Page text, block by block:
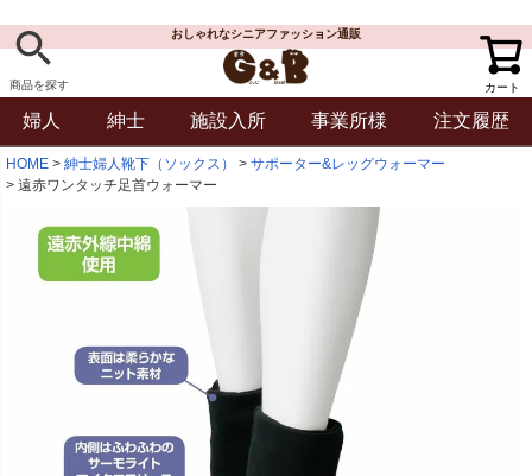
商品を探す
おしゃれなシニアファッション通販
カート
婦人 紳士 施設入所 事業所様 注文履歴
HOME 紳士婦人靴下（ソックス）
サポーター&レッグウォーマー
遠赤ワンタッチ足首ウォーマー